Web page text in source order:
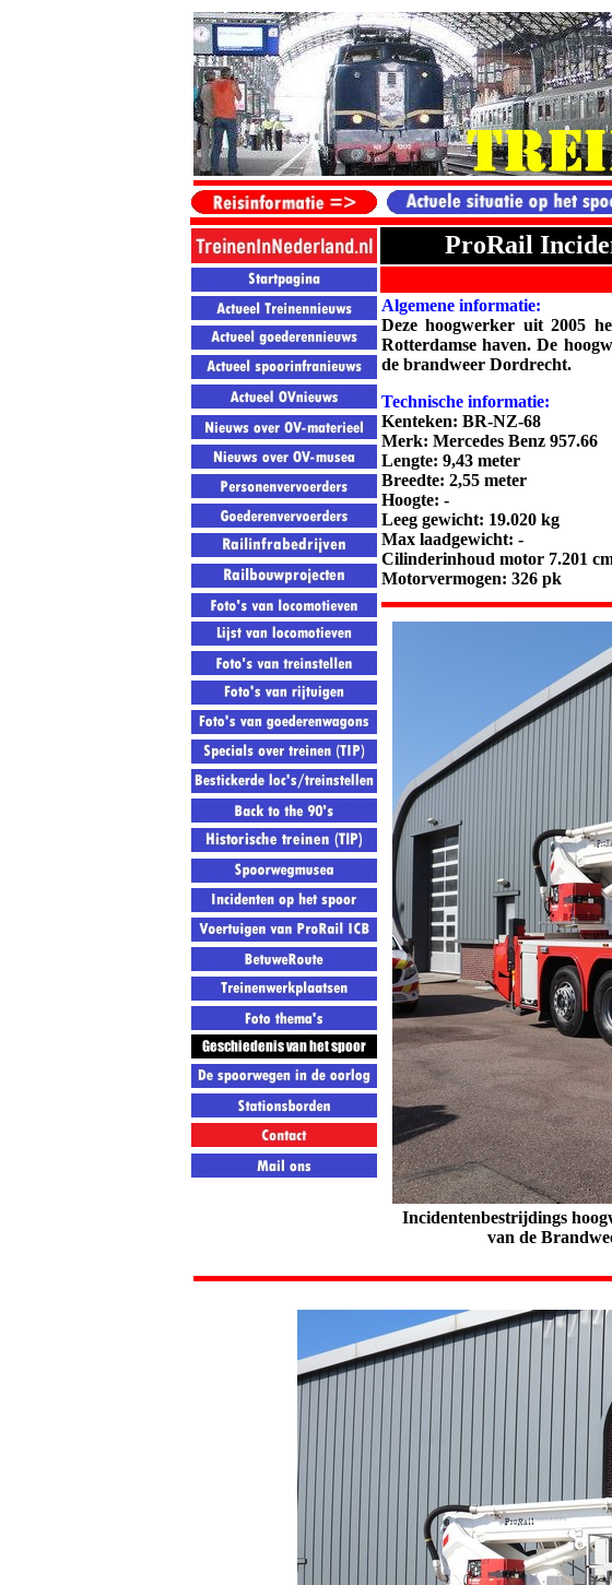
ProRail
Algemene informatie:
Deze hoogwerker uit 2005
Rotterdamse haven. De
de brandweer Dordrecht.
Technische informatie:
Kenteken: BR-NZ-68
Merk: Mercedes Benz 957.66
Lengte: 9,43 meter
Breedte: 2,55 meter
Hoogte: -
Leeg gewicht: 19.020 kg
Max laadgewicht: -
Cilinderinhoud motor 7.201
Motorvermogen: 326 pk
Incidentenbestrijdings
van de